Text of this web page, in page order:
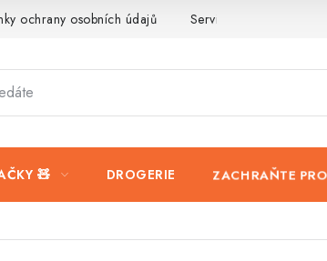
ochrany osobních údajů Servis a reklamace
🧸 DROGERIE ZACHRAŇTE